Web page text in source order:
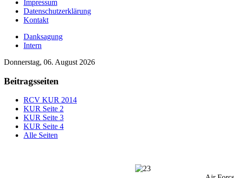
Impressum
Datenschutzerklärung
Kontakt
Danksagung
Intern
Donnerstag, 06. August 2026
Beitragsseiten
RCV KUR 2014
KUR Seite 2
KUR Seite 3
KUR Seite 4
Alle Seiten